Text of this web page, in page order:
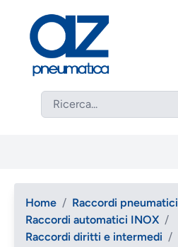
Home / Raccordi pneumatici
Raccordi automatici INOX /
Raccordi diritti e intermedi /